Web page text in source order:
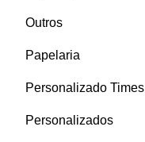
Outros
Papelaria
Personalizado Times
Personalizados